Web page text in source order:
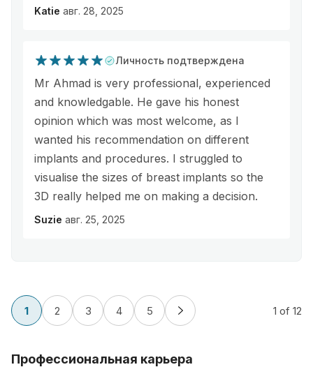
Katie авг. 28, 2025
Личность подтверждена
Mr Ahmad is very professional, experienced
and knowledgable. He gave his honest
opinion which was most welcome, as I
wanted his recommendation on different
implants and procedures. I struggled to
visualise the sizes of breast implants so the
3D really helped me on making a decision.
Suzie авг. 25, 2025
1 2 3 4 5 1 of 12
Профессиональная карьера